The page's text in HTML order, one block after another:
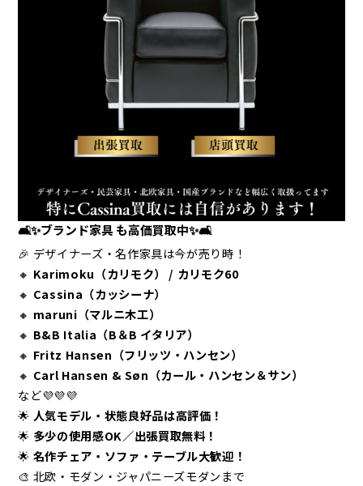
🛋️✨ブランド家具 も高価買取中✨🛋️
🎉 デザイナーズ・名作家具は今が売り時！
🔸 Karimoku（カリモク） / カリモク60
🔸 Cassina（カッシーナ）
🔸 maruni（マルニ木工）
🔸 B&B Italia（B＆B イタリア）
🔸 Fritz Hansen（フリッツ・ハンセン）
🔸 Carl Hansen & Søn（カール・ハンセン＆サン）
など💜💜💜
🌟 人気モデル・状態良好品は高評価！
🌟 多少の使用感OK／出張買取無料！
🌟 名作チェア・ソファ・テーブル大歓迎！
🎨 北欧・モダン・ジャパニーズモダンまで